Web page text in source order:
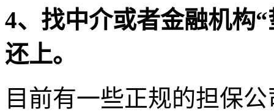
4、找中介或者金融机构
还上。
目前有一些正规的担保